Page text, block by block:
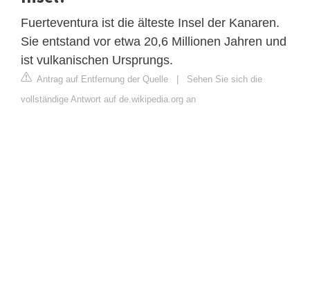
Fuerteventura ist die älteste Insel der Kanaren.
Sie entstand vor etwa 20,6 Millionen Jahren und
ist vulkanischen Ursprungs.
Antrag auf Entfernung der Quelle | Sehen Sie sich die
vollständige Antwort auf de.wikipedia.org an